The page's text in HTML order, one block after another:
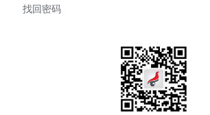
找回密码